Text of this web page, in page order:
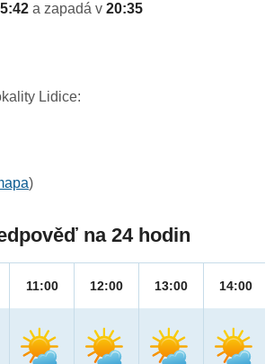
a zapadá v 20:35
Lidice:
)
na 24 hodin
11:00 12:00 13:00 14:00